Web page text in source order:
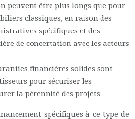
peuvent être plus longs que pour
classiques, en raison des
spécifiques et des
de concertation avec les acteurs
financières solides sont
pour sécuriser les
la pérennité des projets.
spécifiques à ce type de